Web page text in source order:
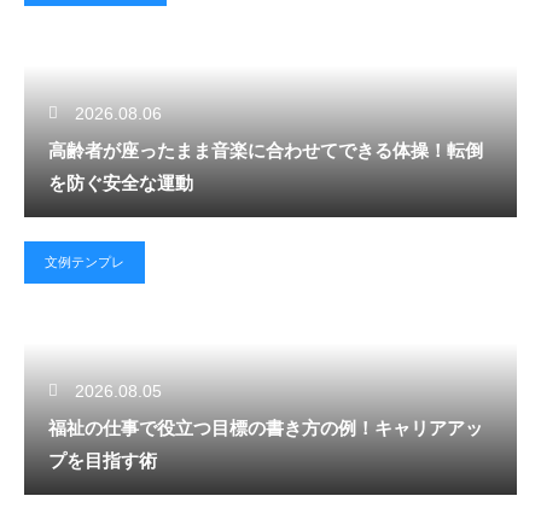
2026.08.06
高齢者が座ったまま音楽に合わせてできる体操！転倒
を防ぐ安全な運動
文例テンプレ
2026.08.05
福祉の仕事で役立つ目標の書き方の例！キャリアアッ
プを目指す術